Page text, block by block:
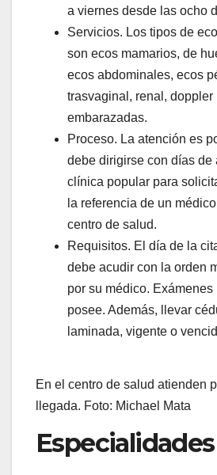
a viernes desde las ocho
Servicios. Los tipos de
son ecos mamarios, de
ecos abdominales, ecos
trasvaginal, renal, doppler
embarazadas.
Proceso. La atención es
debe dirigirse con días de
clínica popular para
la referencia de un
centro de salud.
Requisitos. El día de la
debe acudir con la orden
por su médico.
posee. Además, llevar
laminada, vigente o
En el centro de salud atienden
llegada. Foto: Michael Mata
Especialidades